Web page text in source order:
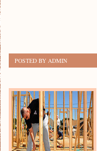
POSTED BY ADMIN